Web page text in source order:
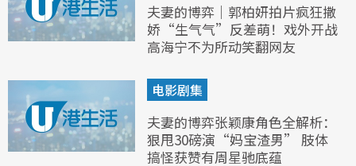
夫妻的博弈｜郭柏妍拍片疯狂撒
娇“生气气”反差萌！戏外开战
高海宁不为所动笑翻网友
电影剧集
夫妻的博弈张颖康角色全解析：
狠甩30磅演“妈宝渣男” 肢体
搞怪获赞有周星驰底蕴